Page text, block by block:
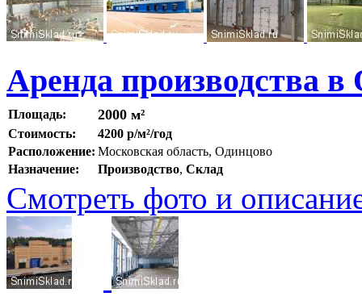
Аренда производства в
Площадь: 2000 м²
Стоимость:
4200 р/м²/год
Расположение: Московская область, Одинцово
Назначение:
Производство, Склад
Смотреть фото и